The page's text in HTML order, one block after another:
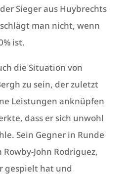
Sieger aus Huybrechts
man nicht, wenn
ist.
die Situation von
zu sein, der zuletzt
Leistungen anknüpfen
dass er sich unwohl
Sein Gegner in Runde
John Rodriguez,
gespielt hat und